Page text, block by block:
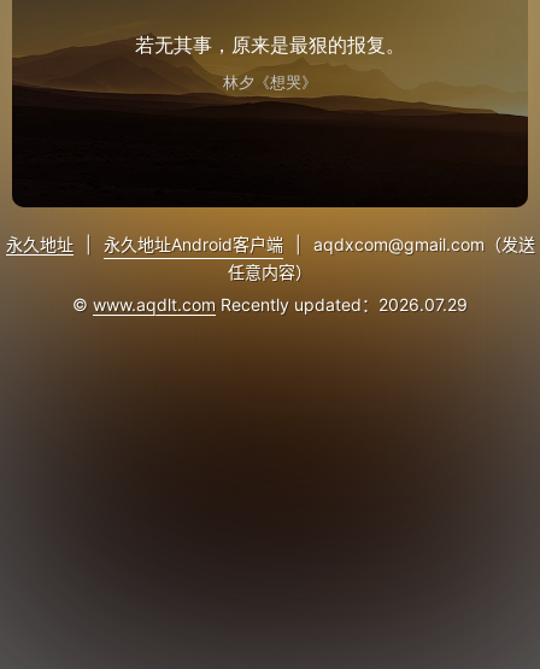
若无其事，原来是最狠的报复。
林夕《想哭》
永久地址 永久地址Android客户端
aqdxcom@gmail.com（发送
任意内容）
© www.aqdlt.com Recently updated：2026.07.29